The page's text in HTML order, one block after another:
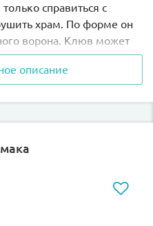
справиться с
храм. По форме он
ворона. Клюв может
превращаясь в мощное
для пленников.
менять своё
полёта, а рулевое
кабиной пилота,
видны две пары
описание